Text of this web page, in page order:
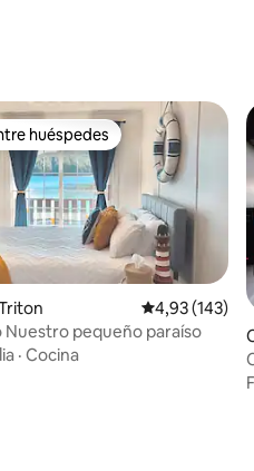
de 5. 445 evaluaciones
huéspedes
huéspedes
Calificación
4,93 (143)
El cobertizo Nuestro pequeño paraíso
· Cocina